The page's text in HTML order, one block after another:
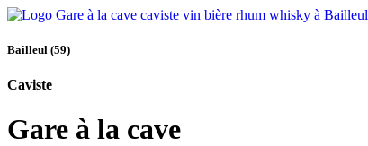
Bailleul (59)
Caviste
Gare à la cave